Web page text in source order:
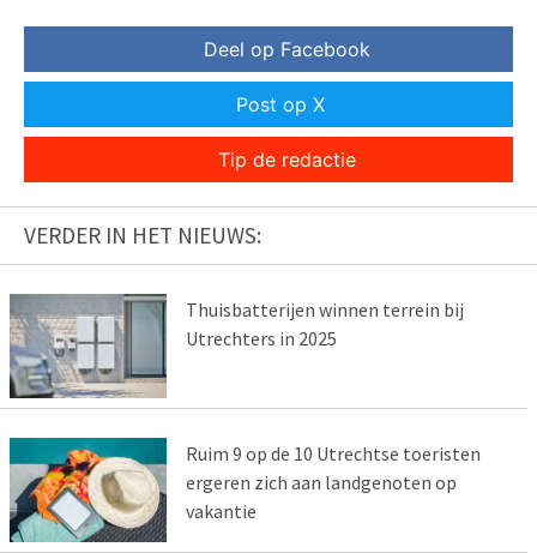
Deel op Facebook
Post op X
Tip de redactie
VERDER IN HET NIEUWS:
Thuisbatterijen winnen terrein bij
Utrechters in 2025
Ruim 9 op de 10 Utrechtse toeristen
ergeren zich aan landgenoten op
vakantie